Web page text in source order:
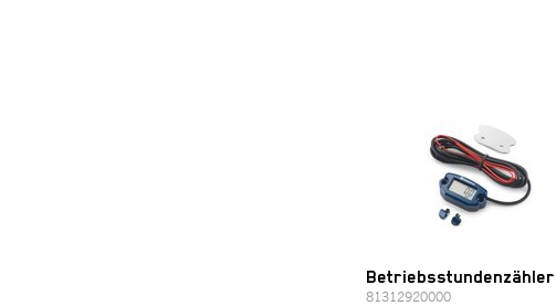
Betriebsstundenzähler
81312920000